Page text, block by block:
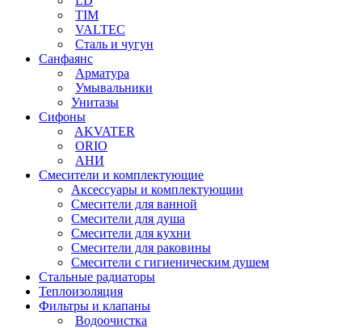
TIM
VALTEC
Сталь и чугун
Санфаянс
Арматура
Умывальники
Унитазы
Сифоны
AKVATER
ORIO
АНИ
Смесители и комплектующие
Аксессуары и комплектующии
Смесители для ванной
Смесители для душа
Смесители для кухни
Смесители для раковины
Смесители с гигиеническим душем
Стальные радиаторы
Теплоизоляция
Фильтры и клапаны
Водоочистка